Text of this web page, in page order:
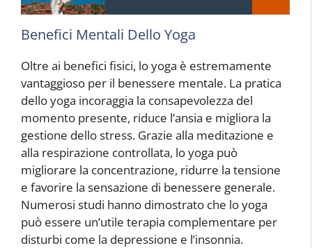
Benefici Mentali Dello Yoga
Oltre ai benefici fisici, lo yoga è estremamente
vantaggioso per il benessere mentale. La pratica
dello yoga incoraggia la consapevolezza del
momento presente, riduce l’ansia e migliora la
gestione dello stress. Grazie alla meditazione e
alla respirazione controllata, lo yoga può
migliorare la concentrazione, ridurre la tensione
e favorire la sensazione di benessere generale.
Numerosi studi hanno dimostrato che lo yoga
può essere un’utile terapia complementare per
disturbi come la depressione e l’insonnia.